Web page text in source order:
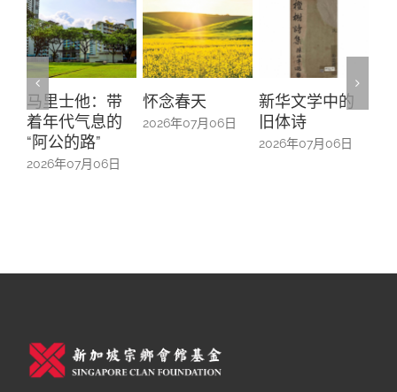
怀念春天
2026年07月06日
新华文学中的
旧体诗
螺钿留芳：碧
山亭贺仪镜框
中的百业记忆